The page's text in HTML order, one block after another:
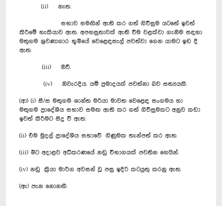
(ii) නැත.
සභාව සමඟින් ඇති කර ගත් ගිවිසුම යටතේ ඉවත්
කිරීමේ හැකියාව ඇත. අපහසුතාවක් ඇති වීම වළක්වා ගැනීම සඳහා
මතුගම ශ්‍රවණාගාර භූමියේ වෙළෙඳසැල් පවත්වා ගෙන යාමට ඉඩ දී
ඇත.
(iii) ඔව්.
(iv) නිවැරදිය. යම් ප්‍රමාදයක් පවත්නා බව සත්‍යයකි.
(ආ) (i) සී/ස මතුගම ශාන්ත මරියා මාවත වෙළෙඳ සංගමය හා
මතුගම ප්‍රාදේශීය සභාව සමඟ ඇති කර ගත් ගිවිසුමකට අනුව කඩා
ඉවත් කිරීමට සිදු වී ඇත.
(ii) එම මුදල් ප්‍රාදේශීය සභාවේ ගිණුමක තැන්පත් කර ඇත.
(iii) මීට අදාළව අධිකරණයේ නඩු විභාගයක් පවතින හෙයින්.
(iv) නඩු ක්‍රියා මාර්ග අවසන් වූ පසු ඉදිරි කටයුතු කරනු ඇත.
(ඇ) පැන නොනඟී.